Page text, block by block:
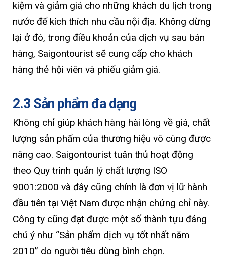
kiệm và giảm giá cho những khách du lịch trong
nước để kích thích nhu cầu nội địa. Không dừng
lại ở đó, trong điều khoản của dịch vụ sau bán
hàng, Saigontourist sẽ cung cấp cho khách
hàng thẻ hội viên và phiếu giảm giá.
2.3 Sản phẩm đa dạng
Không chỉ giúp khách hàng hài lòng về giá, chất
lượng sản phẩm của thương hiệu vô cùng được
nâng cao. Saigontourist tuân thủ hoạt động
theo Quy trình quản lý chất lượng ISO
9001:2000 và đây cũng chính là đơn vị lữ hành
đầu tiên tại Việt Nam được nhận chứng chỉ này.
Công ty cũng đạt được một số thành tựu đáng
chú ý như “Sản phẩm dịch vụ tốt nhất năm
2010” do người tiêu dùng bình chọn.